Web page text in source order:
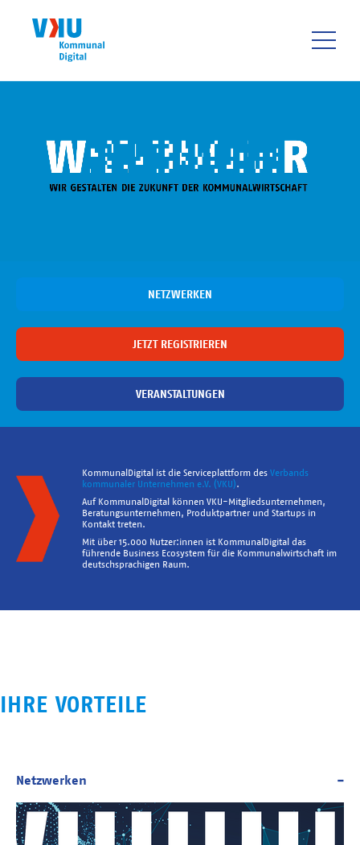
NETZWERKEN
JETZT REGISTRIEREN
VERANSTALTUNGEN
KommunalDigital ist die Serviceplattform des Verbands
kommunaler Unternehmen e.V. (VKU).
Auf KommunalDigital können VKU-Mitgliedsunternehmen,
Beratungsunternehmen, Produktpartner und Startups in
Kontakt treten.
Mit über 15.000 Nutzer:innen ist KommunalDigital das
führende Business Ecosystem für die Kommunalwirtschaft im
deutschsprachigen Raum.
IHRE VORTEILE